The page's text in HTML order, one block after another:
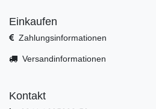
Einkaufen
Zahlungsinformationen
Versandinformationen
Kontakt